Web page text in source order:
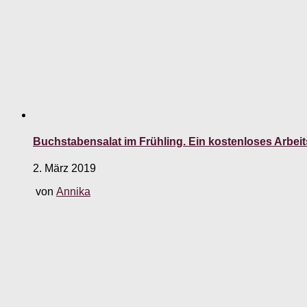
Buchstabensalat im Frühling. Ein kostenloses
2. März 2019
von Annika